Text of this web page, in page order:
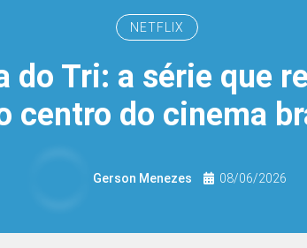
NETFLIX
do Tri: a série que
centro do cinema
Gerson Menezes 08/06/2026